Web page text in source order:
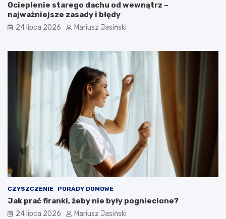
Ocieplenie starego dachu od wewnątrz –
najważniejsze zasady i błędy
24 lipca 2026 Mariusz Jasiński
CZYSZCZENIE PORADY DOMOWE
Jak prać firanki, żeby nie były pogniecione?
24 lipca 2026 Mariusz Jasiński